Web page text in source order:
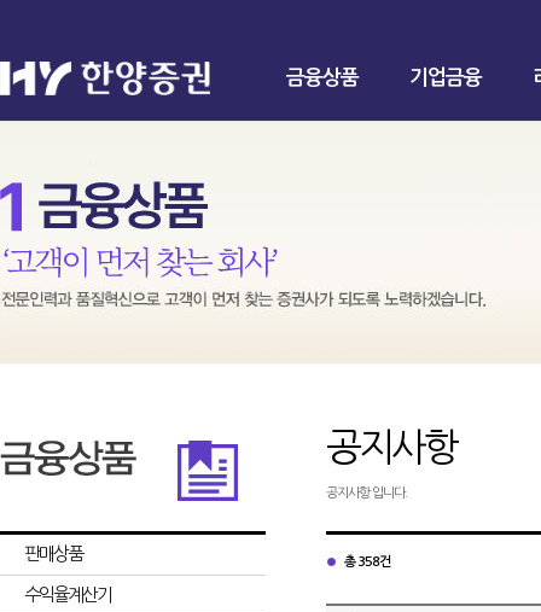
금융상품 기업금융
판매상품
수익율계산기
공지사항
공지사항 입니다.
총 358건